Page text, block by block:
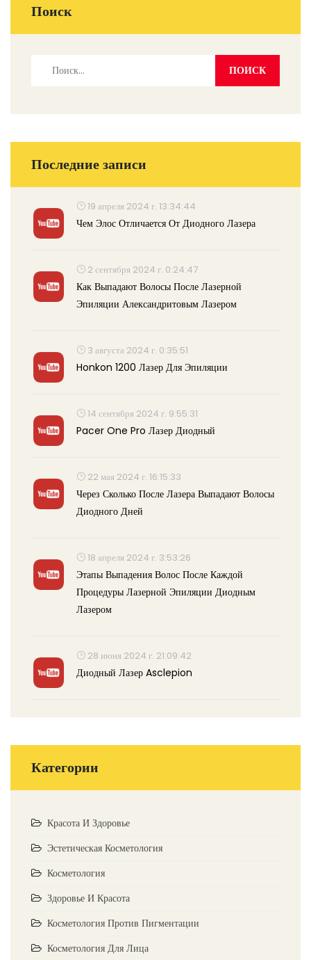
Поиск
Последние записи
19 апреля 2024 г. 13:34:44
Чем Элос Отличается От Диодного Лазера
2 сентября 2024 г. 0:24:47
Как Выпадают Волосы После Лазерной
Эпиляции Александритовым Лазером
3 августа 2024 г. 0:35:51
Honkon 1200 Лазер Для Эпиляции
14 сентября 2024 г. 9:55:31
Pacer One Pro Лазер Диодный
22 мая 2024 г. 16:15:33
Через Сколько После Лазера Выпадают Волосы
Диодного Дней
18 апреля 2024 г. 3:53:26
Этапы Выпадения Волос После Каждой
Процедуры Лазерной Эпиляции Диодным
Лазером
28 июня 2024 г. 21:09:42
Диодный Лазер Asclepion
Категории
Красота И Здоровье
Эстетическая Косметология
Косметология
Здоровье И Красота
Косметология Против Пигментации
Косметология Для Лица